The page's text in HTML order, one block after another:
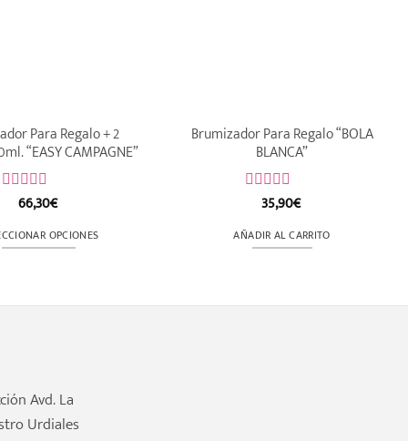
Para Regalo + 2
“EASY CAMPAGNE”
Valorado
0
de
66,30€
OPCIONES
tiene
opciones
se
pueden
Brumizador Para Regalo “BOLA
BLANCA”
Valorado
0
de
35,90€
AÑADIR AL CARRITO
Avd. La
Urdiales